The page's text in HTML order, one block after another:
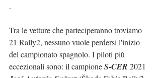
.
Tra le vetture che parteciperanno troviamo
21 Rally2, nessuno vuole perdersi l'inizio
del campionato spagnolo. I piloti più
eccezionali sono: il campione S-CER 2021